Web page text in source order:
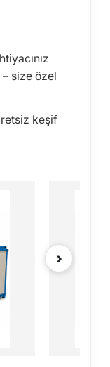
size özel
keşif